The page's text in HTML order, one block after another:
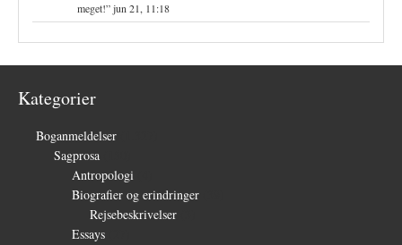
meget!”jun 21, 11:18
Kategorier
Boganmeldelser
Sagprosa
Antropologi
Biografier og erindringer
Rejsebeskrivelser
Essays